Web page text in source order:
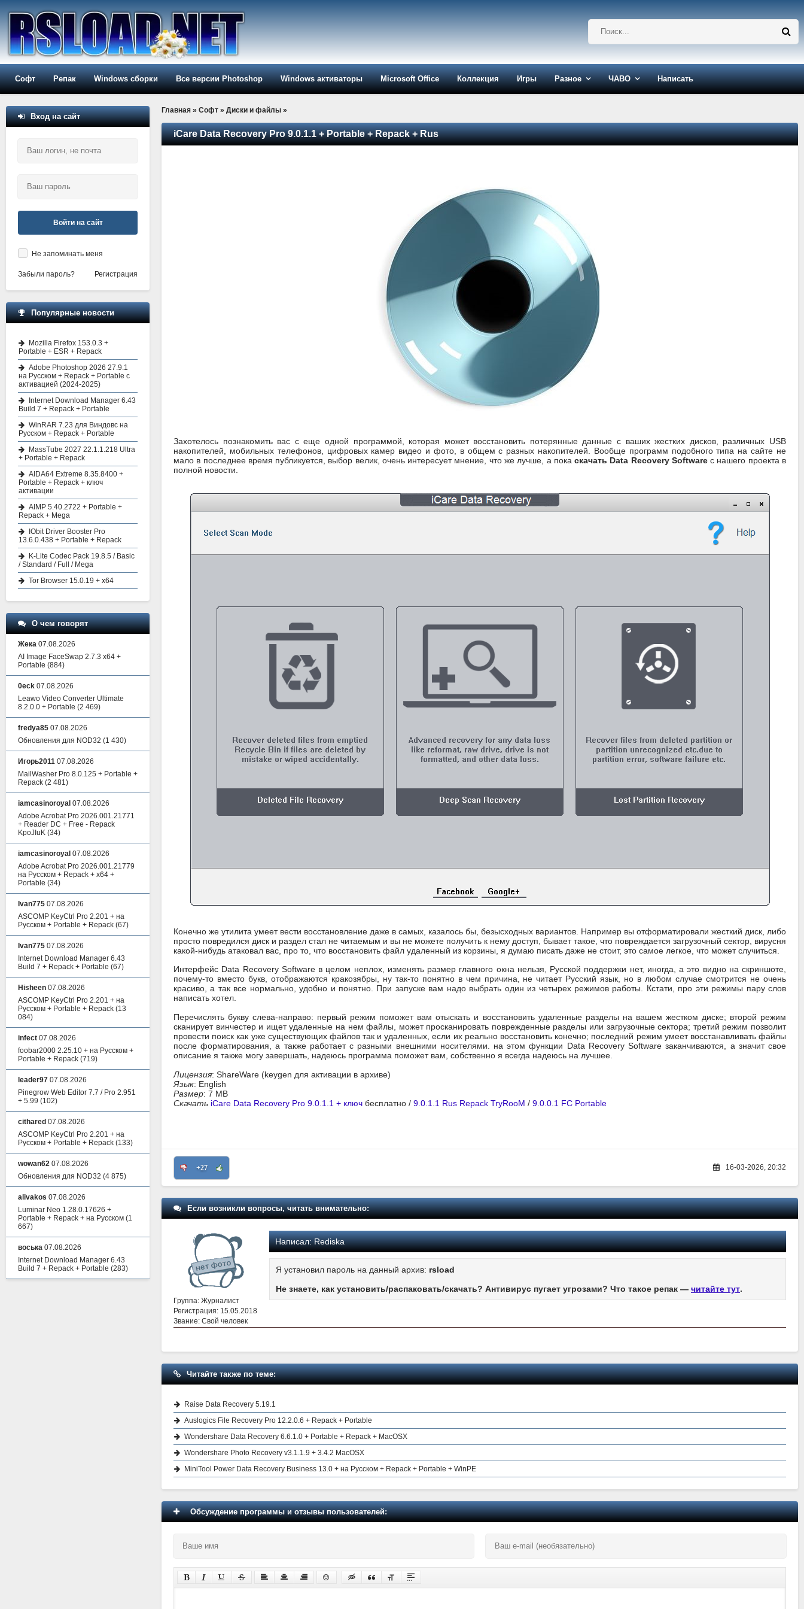
Софт Репак Windows сборки Все версии Photoshop Windows активаторы Microsoft Office Коллекция Игры Разное ЧАВО Написать
Главная » Софт » Диски и файлы »
iCare Data Recovery Pro 9.0.1.1 + Portable + Repack + Rus
Захотелось познакомить вас с еще одной программой, которая может восстановить потерянные данные с ваших жестких дисков, различных USB
накопителей, мобильных телефонов, цифровых камер видео и фото, в общем с разных накопителей. Вообще программ подобного типа на сайте не
мало в последнее время публикуется, выбор велик, очень интересует мнение, что же лучше, а покаскачать Data Recovery Softwareс нашего проекта в
полной новости.
Конечно же утилита умеет вести восстановление даже в самых, казалось бы, безысходных вариантов. Например вы отформатировали жесткий диск, либо
просто повредился диск и раздел стал не читаемым и вы не можете получить к нему доступ, бывает такое, что повреждается загрузочный сектор, вирусня
какой-нибудь атаковал вас, про то, что восстановить файл удаленный из корзины, я думаю писать даже не стоит, это самое легкое, что может случиться.
Интерфейс Data Recovery Software в целом неплох, изменять размер главного окна нельзя, Русской поддержки нет, иногда, а это видно на скриншоте,
почему-то вместо букв, отображаются кракозябры, ну так-то понятно в чем причина, не читает Русский язык, но в любом случае смотрится не очень
красиво, а так все нормально, удобно и понятно. При запуске вам надо выбрать один из четырех режимов работы. Кстати, про эти режимы пару слов
написать хотел.
Перечислять букву слева-направо: первый режим поможет вам отыскать и восстановить удаленные разделы на вашем жестком диске; второй режим
сканирует винчестер и ищет удаленные на нем файлы, может просканировать поврежденные разделы или загрузочные сектора; третий режим позволит
провести поиск как уже существующих файлов так и удаленных, если их реально восстановить конечно; последний режим умеет восстанавливать файлы
после форматирования, а также работает с разными внешними носителями. на этом функции Data Recovery Software заканчиваются, а значит свое
описание я также могу завершать, надеюсь программа поможет вам, собственно я всегда надеюсь на лучшее.
Лицензия: ShareWare (keygen для активации в архиве)
Язык: English
Размер: 7 MB
Скачать iCare Data Recovery Pro 9.0.1.1 + ключ бесплатно / 9.0.1.1 Rus Repack TryRooM / 9.0.0.1 FC Portable
+27 16-03-2026, 20:32
Если возникли вопросы, читать внимательно:
Группа: Журналист
Регистрация: 15.05.2018
Звание: Свой человек
Написал:Rediska
Я установил пароль на данный архив: rsload
Не знаете, как установить/распаковать/скачать? Антивирус пугает угрозами? Что такое репак — читайте тут.
Читайте также по теме:
Raise Data Recovery 5.19.1
Auslogics File Recovery Pro 12.2.0.6 + Repack + Portable
Wondershare Data Recovery 6.6.1.0 + Portable + Repack + MacOSX
Wondershare Photo Recovery v3.1.1.9 + 3.4.2 MacOSX
MiniTool Power Data Recovery Business 13.0 + на Русском + Repack + Portable + WinPE
Обсуждение программы и отзывы пользователей:
Вход на сайт
Войти на сайт
Не запоминать меня
Забыли пароль? Регистрация
Популярные новости
Mozilla Firefox 153.0.3 +
Portable + ESR + Repack
Adobe Photoshop 2026 27.9.1
на Русском + Repack + Portable с
активацией (2024-2025)
Internet Download Manager 6.43
Build 7 + Repack + Portable
WinRAR 7.23 для Виндовс на
Русском + Repack + Portable
MassTube 2027 22.1.1.218 Ultra
+ Portable + Repack
AIDA64 Extreme 8.35.8400 +
Portable + Repack + ключ
активации
AIMP 5.40.2722 + Portable +
Repack + Mega
IObit Driver Booster Pro
13.6.0.438 + Portable + Repack
K-Lite Codec Pack 19.8.5 / Basic
/ Standard / Full / Mega
Tor Browser 15.0.19 + x64
О чем говорят
Жека 07.08.2026
AI Image FaceSwap 2.7.3 x64 +
Portable (884)
0eck 07.08.2026
Leawo Video Converter Ultimate
8.2.0.0 + Portable (2 469)
fredya85 07.08.2026
Обновления для NOD32 (1 430)
Игорь2011 07.08.2026
MailWasher Pro 8.0.125 + Portable +
Repack (2 481)
iamcasinoroyal 07.08.2026
Adobe Acrobat Pro 2026.001.21771
+ Reader DC + Free - Repack
KpoJIuK (34)
iamcasinoroyal 07.08.2026
Adobe Acrobat Pro 2026.001.21779
на Русском + Repack + x64 +
Portable (34)
Ivan775 07.08.2026
ASCOMP KeyCtrl Pro 2.201 + на
Русском + Portable + Repack (67)
Ivan775 07.08.2026
Internet Download Manager 6.43
Build 7 + Repack + Portable (67)
Hisheen 07.08.2026
ASCOMP KeyCtrl Pro 2.201 + на
Русском + Portable + Repack (13
084)
infect 07.08.2026
foobar2000 2.25.10 + на Русском +
Portable + Repack (719)
leader97 07.08.2026
Pinegrow Web Editor 7.7 / Pro 2.951
+ 5.99 (102)
cithared 07.08.2026
ASCOMP KeyCtrl Pro 2.201 + на
Русском + Portable + Repack (133)
wowan62 07.08.2026
Обновления для NOD32 (4 875)
alivakos 07.08.2026
Luminar Neo 1.28.0.17626 +
Portable + Repack + на Русском (1
667)
воська 07.08.2026
Internet Download Manager 6.43
Build 7 + Repack + Portable (283)